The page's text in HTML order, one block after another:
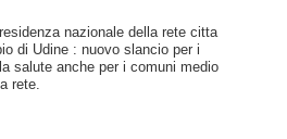
nazionale della rete citta
di Udine : nuovo slancio per i
salute anche per i comuni medio
rete.